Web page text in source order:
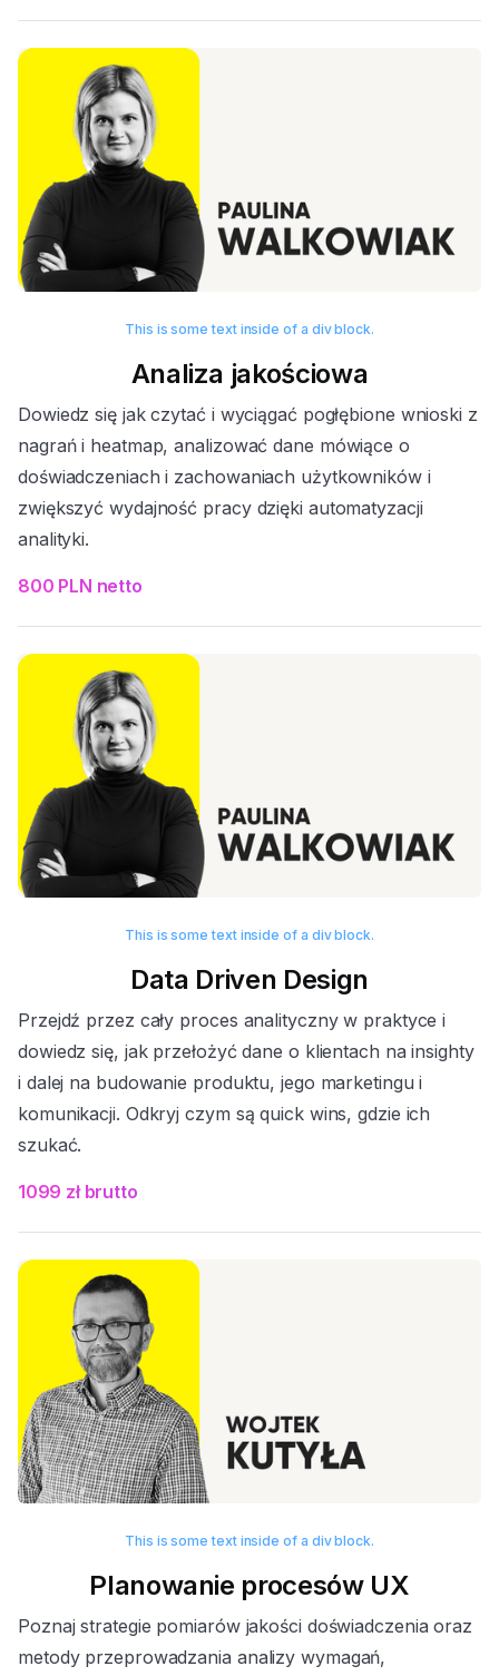
Analiza jakościowa
Dowiedz się jak czytać i wyciągać pogłębione wnioski z
nagrań i heatmap, analizować dane mówiące o
doświadczeniach i zachowaniach użytkowników i
zwiększyć wydajność pracy dzięki automatyzacji
analityki.
This is some text inside of a div block.
800 PLN netto
Data Driven Design
Przejdź przez cały proces analityczny w praktyce i
dowiedz się, jak przełożyć dane o klientach na insighty
i dalej na budowanie produktu, jego marketingu i
komunikacji. Odkryj czym są quick wins, gdzie ich
szukać.
This is some text inside of a div block.
1099 zł brutto
Planowanie procesów UX
Poznaj strategie pomiarów jakości doświadczenia oraz
metody przeprowadzania analizy wymagań,
This is some text inside of a div block.